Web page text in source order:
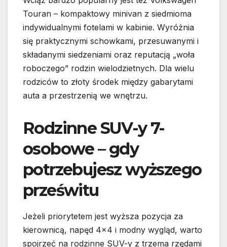
Touran – kompaktowy minivan z siedmioma
indywidualnymi fotelami w kabinie. Wyróżnia
się praktycznymi schowkami, przesuwanymi i
składanymi siedzeniami oraz reputacją „woła
roboczego” rodzin wielodzietnych. Dla wielu
rodziców to złoty środek między gabarytami
auta a przestrzenią we wnętrzu.
Rodzinne SUV-y 7-
osobowe – gdy
potrzebujesz wyższego
prześwitu
Jeżeli priorytetem jest wyższa pozycja za
kierownicą, napęd 4×4 i modny wygląd, warto
spojrzeć na rodzinne SUV-y z trzema rzędami